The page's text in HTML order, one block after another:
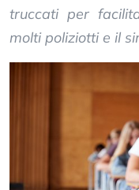
truccati per
molti poliziotti e il